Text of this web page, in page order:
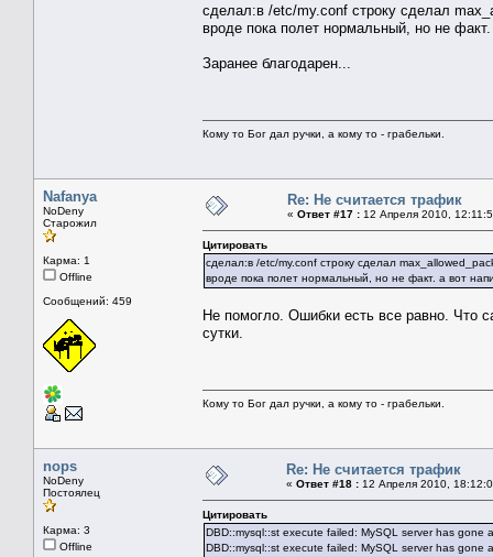
сделал:в /etc/my.conf строку сделал
вроде пока полет нормальный, но не
Заранее благодарен...
Кому то Бог дал ручки, а кому то - грабельки.
Nafanya
NoDeny
Старожил
Карма: 1
Offline
Сообщений: 459
Re: Не считается трафик
« Ответ #17 : 12 Апреля 2010,
Цитировать
сделал:в /etc/my.conf строку сделал
вроде пока полет нормальный, но не факт. а вот
Не помогло. Ошибки есть все равно. Что
сутки.
Кому то Бог дал ручки, а кому то - грабельки.
nops
NoDeny
Постоялец
Карма: 3
Offline
Re: Не считается трафик
« Ответ #18 : 12 Апреля 2010,
Цитировать
DBD::mysql::st execute failed: MySQL server has gone
DBD::mysql::st execute failed: MySQL server has gone